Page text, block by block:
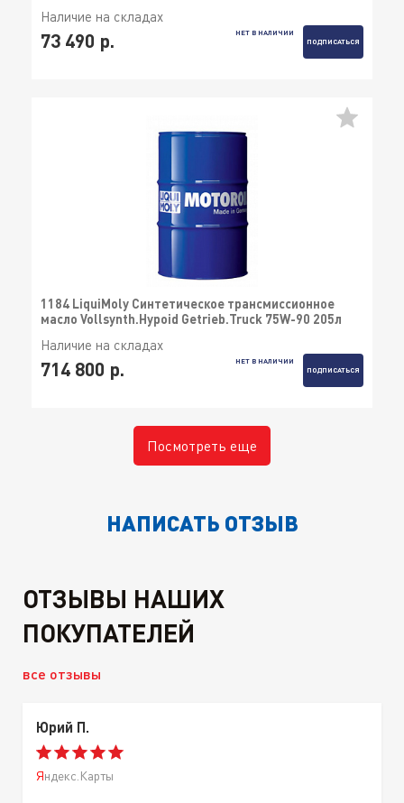
Наличие на складах
73 490 р.
НЕТ В НАЛИЧИИ
ПОДПИСАТЬСЯ
1184 LiquiMoly Синтетическое трансмиссионное
масло Vollsynth.Hypoid Getrieb.Truck 75W-90 205л
Наличие на складах
714 800 р.
НЕТ В НАЛИЧИИ
ПОДПИСАТЬСЯ
Посмотреть еще
НАПИСАТЬ ОТЗЫВ
ОТЗЫВЫ НАШИХ
ПОКУПАТЕЛЕЙ
все отзывы
Юрий П.
Яндекс.Карты